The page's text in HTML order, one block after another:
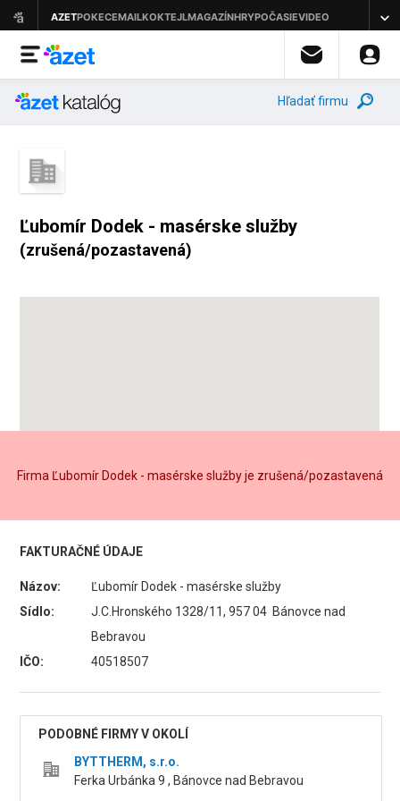
Hľadať firmu
Ľubomír Dodek - masérske služby
(zrušená/pozastavená)
Firma Ľubomír Dodek - masérske služby je zrušená/pozastavená
FAKTURAČNÉ ÚDAJE
Názov:
Ľubomír Dodek - masérske služby
Sídlo:
J.C.Hronského 1328/11, 957 04 Bánovce nad
Bebravou
IČO:
40518507
PODOBNÉ FIRMY V OKOLÍ
BYTTHERM, s.r.o.
Ferka Urbánka 9 , Bánovce nad Bebravou